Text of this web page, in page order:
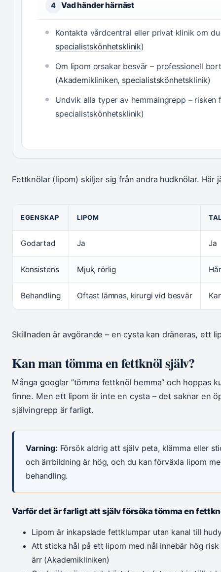
4 Vad händer härnäst
Kontakta vårdcentral eller privat klinik om
specialistskönhetsklinik)
Om lipom orsakar besvär – professionell
(Akademikliniken, specialistskönhetsklinik)
Undvik alla typer av hemmaingrepp –
specialistskönhetsklinik)
Fettknölar (lipom) skiljer sig från andra hudknölar. Här
EGENSKAP LIPOM
Godartad Ja Ja
Konsistens Mjuk, rörlig
Behandling Oftast lämnas, kirurgi vid besvär
Skillnaden är avgörande – en cysta kan dräneras, ett
Kan man tömma en fettknöl själv?
Många googlar ”tömma fettknöl hemma” och hoppas
finne. Men ett lipom är inte en cysta – det saknar en
självingrepp är farligt.
Varning: Försök aldrig att själv peta, klämma eller
och ärrbildning är hög, och du kan förväxla lipom
behandling.
Varför det är farligt att själv försöka tömma en
Lipom är inkapslade fettklumpar utan kanal till
Att sticka hål på ett lipom med nål innebär hög
ärr (Akademikliniken)